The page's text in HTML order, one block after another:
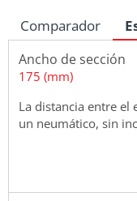
Comparador
Ancho de sección
175 (mm)
La distancia entre el
un neumático, sin